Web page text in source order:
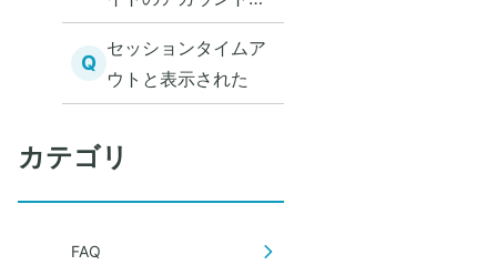
一致していません。
ログインIDを正しく
入力してくださ
Q
セッションタイムア
ウトと表示された
カテゴリ
FAQ